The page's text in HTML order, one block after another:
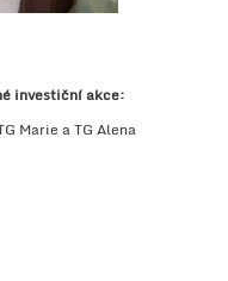
investiční akce:
Marie a TG Alena